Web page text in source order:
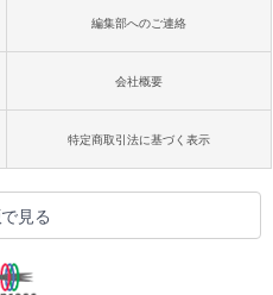
編集部へのご連絡
会社概要
特定商取引法に基づく表示
見る